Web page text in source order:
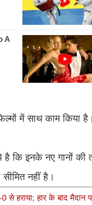
में साथ काम किया
है कि इनके नए गानों
नहीं है।
से हराया; हार के बाद मैदान